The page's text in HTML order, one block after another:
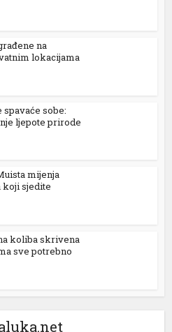
na
lokacijama
spavaće sobe:
ljepote prirode
mijenja
koji sjedite
koliba skrivena
sve potrebno